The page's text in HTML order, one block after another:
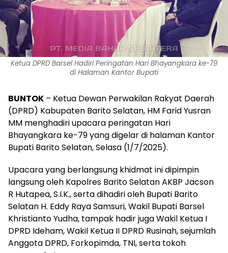
Ketua DPRD Barsel Hadiri Peringatan Hari Bhayangkara ke-79
di Halaman Kantor Bupati
BUNTOK – Ketua Dewan Perwakilan Rakyat Daerah
(DPRD) Kabupaten Barito Selatan, HM Farid Yusran
MM menghadiri upacara peringatan Hari
Bhayangkara ke-79 yang digelar di halaman Kantor
Bupati Barito Selatan, Selasa (1/7/2025).
Upacara yang berlangsung khidmat ini dipimpin
langsung oleh Kapolres Barito Selatan AKBP Jacson
R Hutapea, S.I.K., serta dihadiri oleh Bupati Barito
Selatan H. Eddy Raya Samsuri, Wakil Bupati Barsel
Khristianto Yudha, tampak hadir juga Wakil Ketua I
DPRD Ideham, Wakil Ketua II DPRD Rusinah, sejumlah
Anggota DPRD, Forkopimda, TNI, serta tokoh